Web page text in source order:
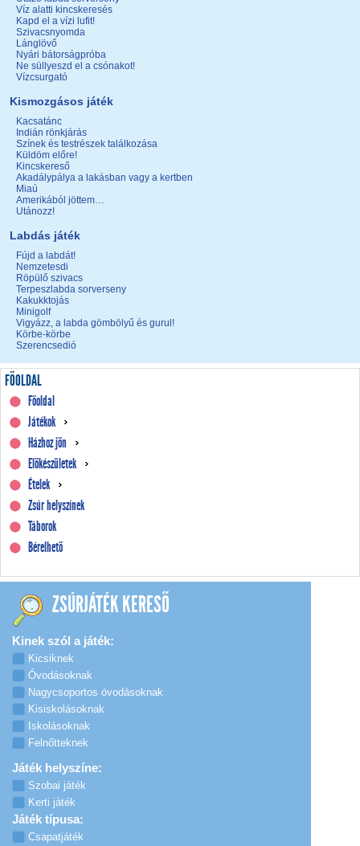
Víz alatti kincskeresés
Kapd el a vízi lufit!
Szivacsnyomda
Lánglövő
Nyári bátorságpróba
Ne süllyeszd el a csónakot!
Vízcsurgató
Kismozgásos játék
Kacsatánc
Indián rönkjárás
Színek és testrészek találkozása
Küldöm előre!
Kincskereső
Akadálypálya a lakásban vagy a kertben
Miaú
Amerikából jöttem…
Utánozz!
Labdás játék
Fújd a labdát!
Nemzetesdi
Röpülő szivacs
Terpeszlabda sorverseny
Kakukktojás
Minigolf
Vigyázz, a labda gömbölyű és gurul!
Körbe-körbe
Szerencsedió
FŐOLDAL
Főoldal
Játékok
Házhoz jön
Előkészületek
Ételek
Zsúr helyszínek
Táborok
Bérelhető
ZSÚRJÁTÉK KERESŐ
Kinek szól a játék:
Kicsiknek
Óvodásoknak
Nagycsoportos óvodásoknak
Kisiskolásoknak
Iskolásoknak
Felnőtteknek
Játék helyszíne:
Szobai játék
Kerti játék
Játék típusa:
Csapatjáték